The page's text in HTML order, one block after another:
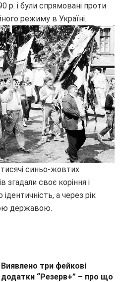
р. і були спрямовані проти
режиму в Україні.
синьо-жовтих
згадали своє коріння і
а через рік
державою.
Виявлено три фейкові
додатки “Резерв+” – про що